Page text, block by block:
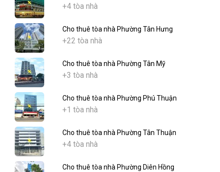
+4 tòa nhà
Cho thuê tòa nhà Phường Tân Hưng
+22 tòa nhà
Cho thuê tòa nhà Phường Tân Mỹ
+3 tòa nhà
Cho thuê tòa nhà Phường Phú Thuận
+1 tòa nhà
Cho thuê tòa nhà Phường Tân Thuận
+4 tòa nhà
Cho thuê tòa nhà Phường Diên Hồng